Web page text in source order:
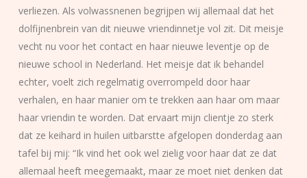
verliezen. Als volwassnenen begrijpen wij allemaal dat het
dolfijnenbrein van dit nieuwe vriendinnetje vol zit. Dit meisje
vecht nu voor het contact en haar nieuwe leventje op de
nieuwe school in Nederland. Het meisje dat ik behandel
echter, voelt zich regelmatig overrompeld door haar
verhalen, en haar manier om te trekken aan haar om maar
haar vriendin te worden. Dat ervaart mijn clientje zo sterk
dat ze keihard in huilen uitbarstte afgelopen donderdag aan
tafel bij mij: “Ik vind het ook wel zielig voor haar dat ze dat
allemaal heeft meegemaakt, maar ze moet niet denken dat